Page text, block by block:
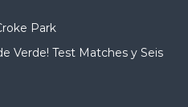
Park
Verde! Test Matches y Seis